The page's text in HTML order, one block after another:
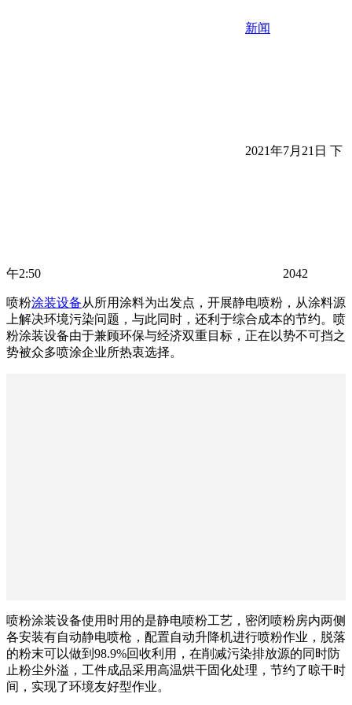
新闻
2021年7月21日 下
午2:50 2042
喷粉涂装设备从所用涂料为出发点，开展静电喷粉，从涂料源
上解决环境污染问题，与此同时，还利于综合成本的节约。喷
粉涂装设备由于兼顾环保与经济双重目标，正在以势不可挡之
势被众多喷涂企业所热衷选择。
喷粉涂装设备使用时用的是静电喷粉工艺，密闭喷粉房内两侧
各安装有自动静电喷枪，配置自动升降机进行喷粉作业，脱落
的粉末可以做到98.9%回收利用，在削减污染排放源的同时防
止粉尘外溢，工件成品采用高温烘干固化处理，节约了晾干时
间，实现了环境友好型作业。